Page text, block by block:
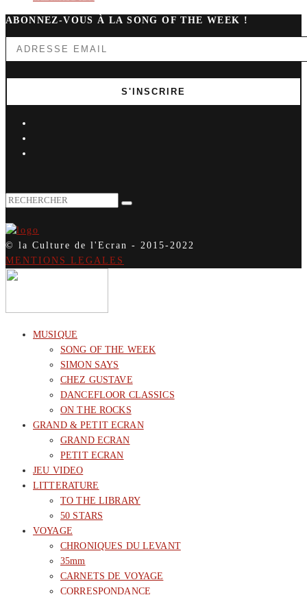
ABONNEZ-VOUS À LA SONG OF THE WEEK !
© la Culture de l'Ecran - 2015-2022
MENTIONS LEGALES
MUSIQUE
SONG OF THE WEEK
SIMON SAYS
CHEZ GUSTAVE
DANCEFLOOR CLASSICS
ON THE ROCKS
GRAND & PETIT ECRAN
GRAND ECRAN
PETIT ECRAN
JEU VIDEO
LITTERATURE
TO THE LIBRARY
50 STARS
VOYAGE
CHRONIQUES DU LEVANT
35mm
CARNETS DE VOYAGE
CORRESPONDANCE